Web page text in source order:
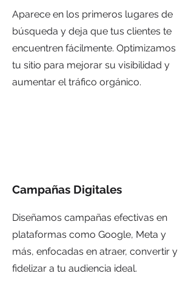
Aparece en los primeros lugares de
búsqueda y deja que tus clientes te
encuentren fácilmente. Optimizamos
tu sitio para mejorar su visibilidad y
aumentar el tráfico orgánico.
Campañas Digitales
Diseñamos campañas efectivas en
plataformas como Google, Meta y
más, enfocadas en atraer, convertir y
fidelizar a tu audiencia ideal.